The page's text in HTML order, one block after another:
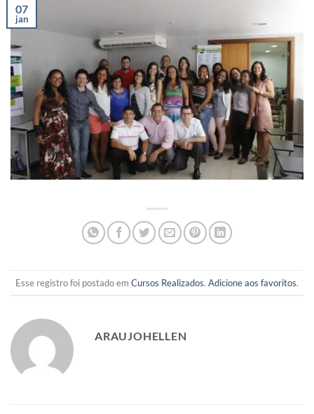
07
jan
Esse registro foi postado em Cursos Realizados. Adicione aos favoritos.
ARAUJOHELLEN